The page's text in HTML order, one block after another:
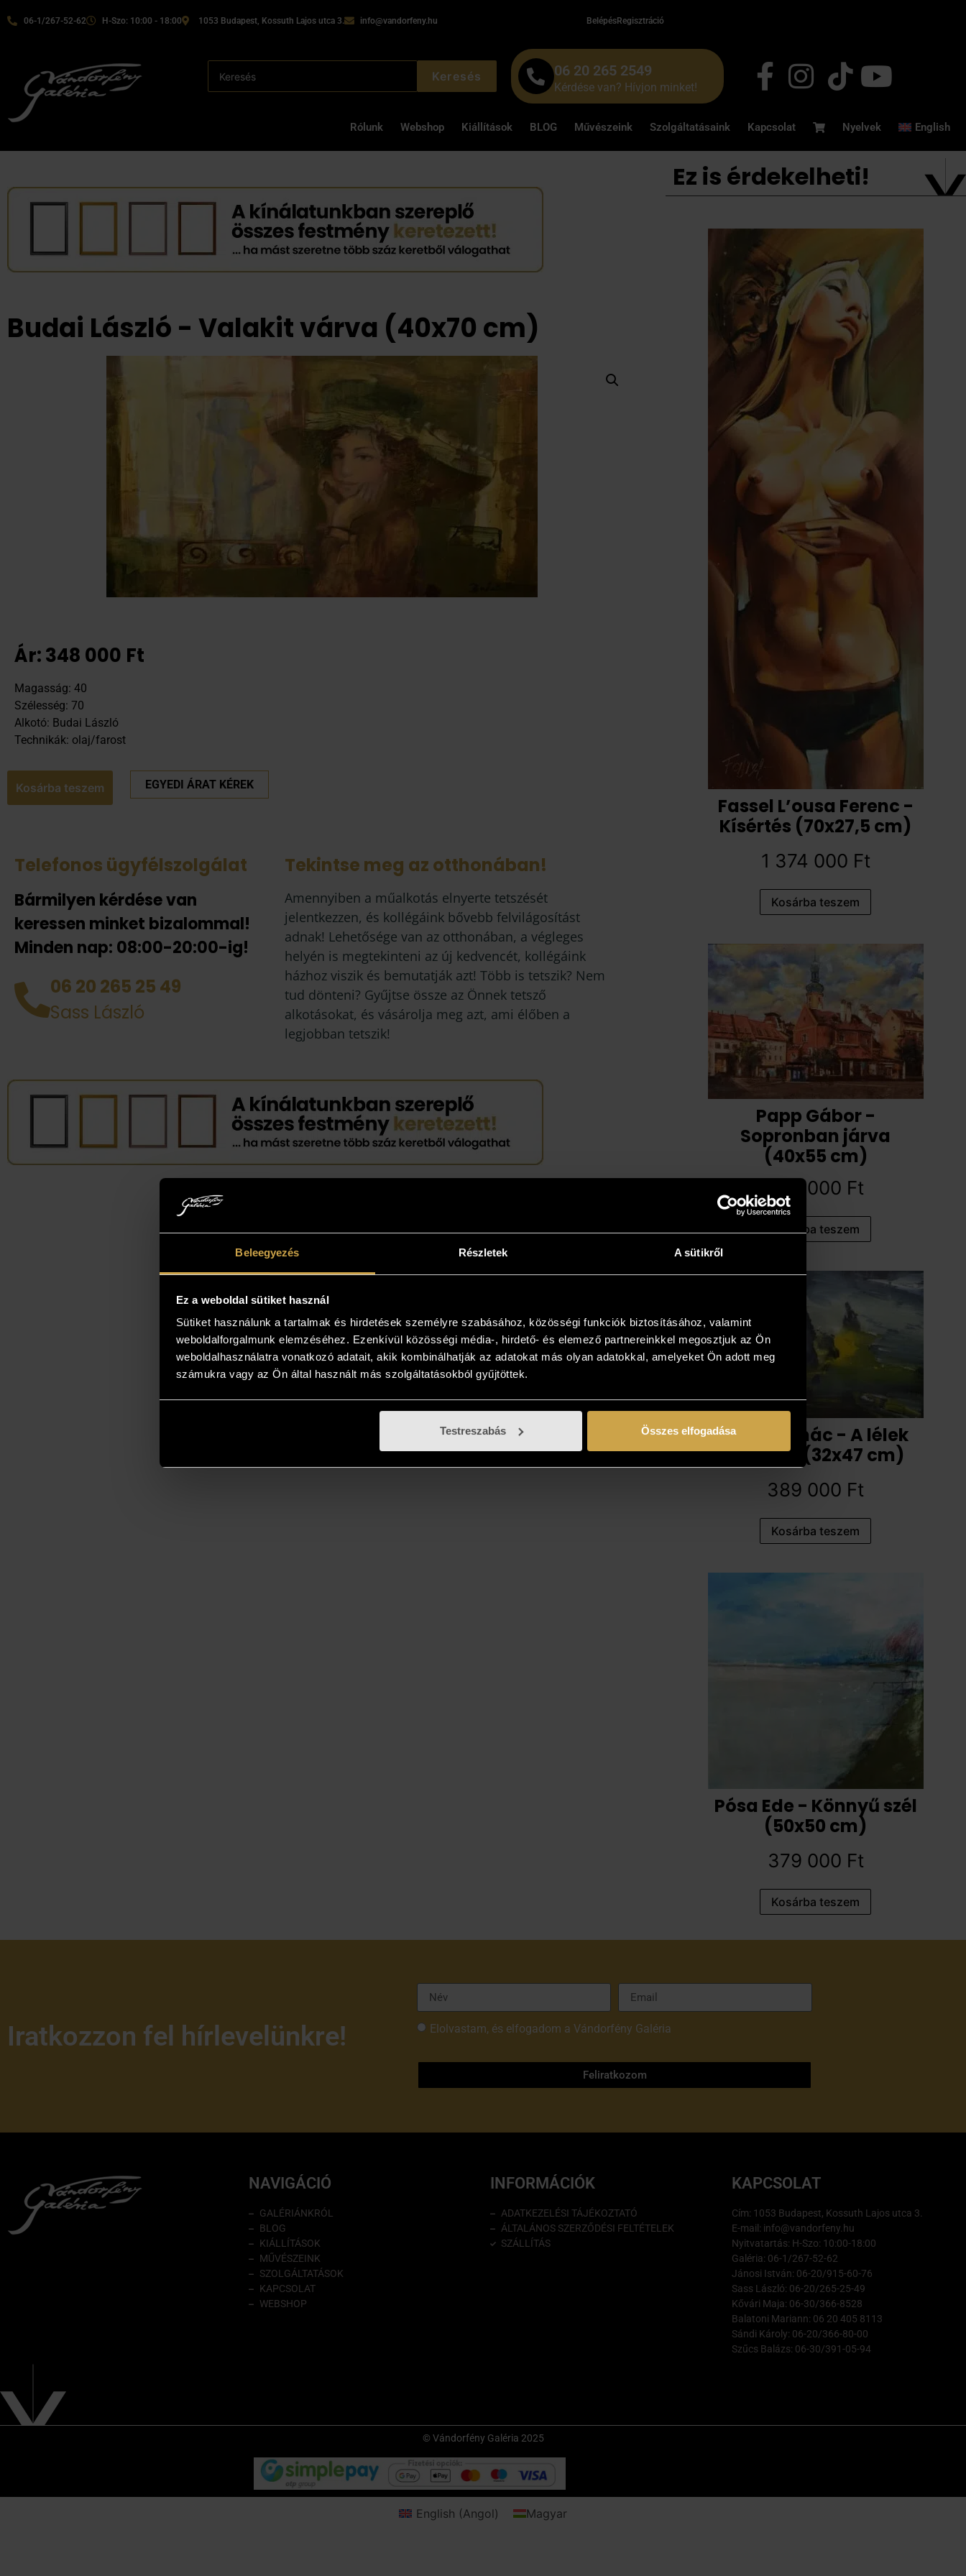
Beleegyezés Részletek A sütikről
Ez a weboldal sütiket használ
Sütiket használunk a tartalmak és hirdetések személyre szabásához, közösségi funkciók biztosításához, valamint
weboldalforgalmunk elemzéséhez. Ezenkívül közösségi média-, hirdető- és elemező partnereinkkel megosztjuk az Ön
weboldalhasználatra vonatkozó adatait, akik kombinálhatják az adatokat más olyan adatokkal, amelyeket Ön adott meg
számukra vagy az Ön által használt más szolgáltatásokból gyűjtöttek.
Testreszabás Összes elfogadása
06-1/267-52-62 H-Szo: 10:00 - 18:00 1053 Budapest, Kossuth Lajos utca 3. info@vandorfeny.hu BelépésRegisztráció
Keresés 06 20 265 2549
Kérdése van? Hívjon minket!
Rólunk Webshop Kiállítások BLOG Művészeink Szolgáltatásaink Kapcsolat Nyelvek English
Budai László - Valakit várva (40x70 cm)
Ár:348 000 Ft
Magasság: 40
Szélesség: 70
Alkotó: Budai László
Technikák: olaj/farost
Kosárba teszem EGYEDI ÁRAT KÉREK
Telefonos ügyfélszolgálat
Bármilyen kérdése van
keressen minket bizalommal!
Minden nap: 08:00-20:00-ig!
06 20 265 25 49
Sass László
Tekintse meg az otthonában!
Amennyiben a műalkotás elnyerte tetszését
jelentkezzen, és kollégáink bővebb felvilágosítást
adnak! Lehetősége van az otthonában, a végleges
helyén is megtekinteni az új kedvencét, kollégáink
házhoz viszik és bemutatják azt! Több is tetszik? Nem
tud dönteni? Gyűjtse össze az Önnek tetsző
alkotásokat, és vásárolja meg azt, ami élőben a
legjobban tetszik!
Ez is érdekelheti!
Fassel L’ousa Ferenc -
Kísértés (70x27,5 cm)
1 374 000 Ft
Kosárba teszem
Papp Gábor -
Sopronban járva
(40x55 cm)
467 000 Ft
Kosárba teszem
Kokas Ignác - A lélek
otthona (32x47 cm)
389 000 Ft
Kosárba teszem
Pósa Ede - Könnyű szél
(50x50 cm)
379 000 Ft
Kosárba teszem
Iratkozzon fel hírlevelünkre! Elolvastam, és elfogadom a Vándorfény Galéria
Feliratkozom
NAVIGÁCIÓ
GALÉRIÁNKRÓL
BLOG
KIÁLLÍTÁSOK
MŰVÉSZEINK
SZOLGÁLTATÁSOK
KAPCSOLAT
WEBSHOP
INFORMÁCIÓK
ADATKEZELÉSI TÁJÉKOZTATÓ
ÁLTALÁNOS SZERZŐDÉSI FELTÉTELEK
SZÁLLÍTÁS
KAPCSOLAT
Cím: 1053 Budapest, Kossuth Lajos utca 3.
E-mail: info@vandorfeny.hu
Nyitvatartás: H-Szo: 10:00-18:00
Galéria: 06-1/267-52-62
Jánosi István: 06-20/915-60-76
Sass László: 06-20/265-25-49
Kővári Maja: 06-30/366-8528
Balatoni Mariann: 06 20 405 8113
Sándi Károly: 06-20/366-80-00
Szűcs Balázs: 06-30/391-05-94
© Vándorfény Galéria 2025
English (Angol) Magyar